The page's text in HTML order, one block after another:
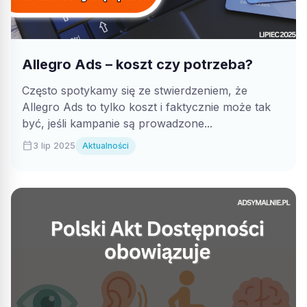
Allegro Ads – koszt czy potrzeba?
Często spotykamy się ze stwierdzeniem, że
Allegro Ads to tylko koszt i faktycznie może tak
być, jeśli kampanie są prowadzone...
calendar_today3 lip 2025 Aktualności